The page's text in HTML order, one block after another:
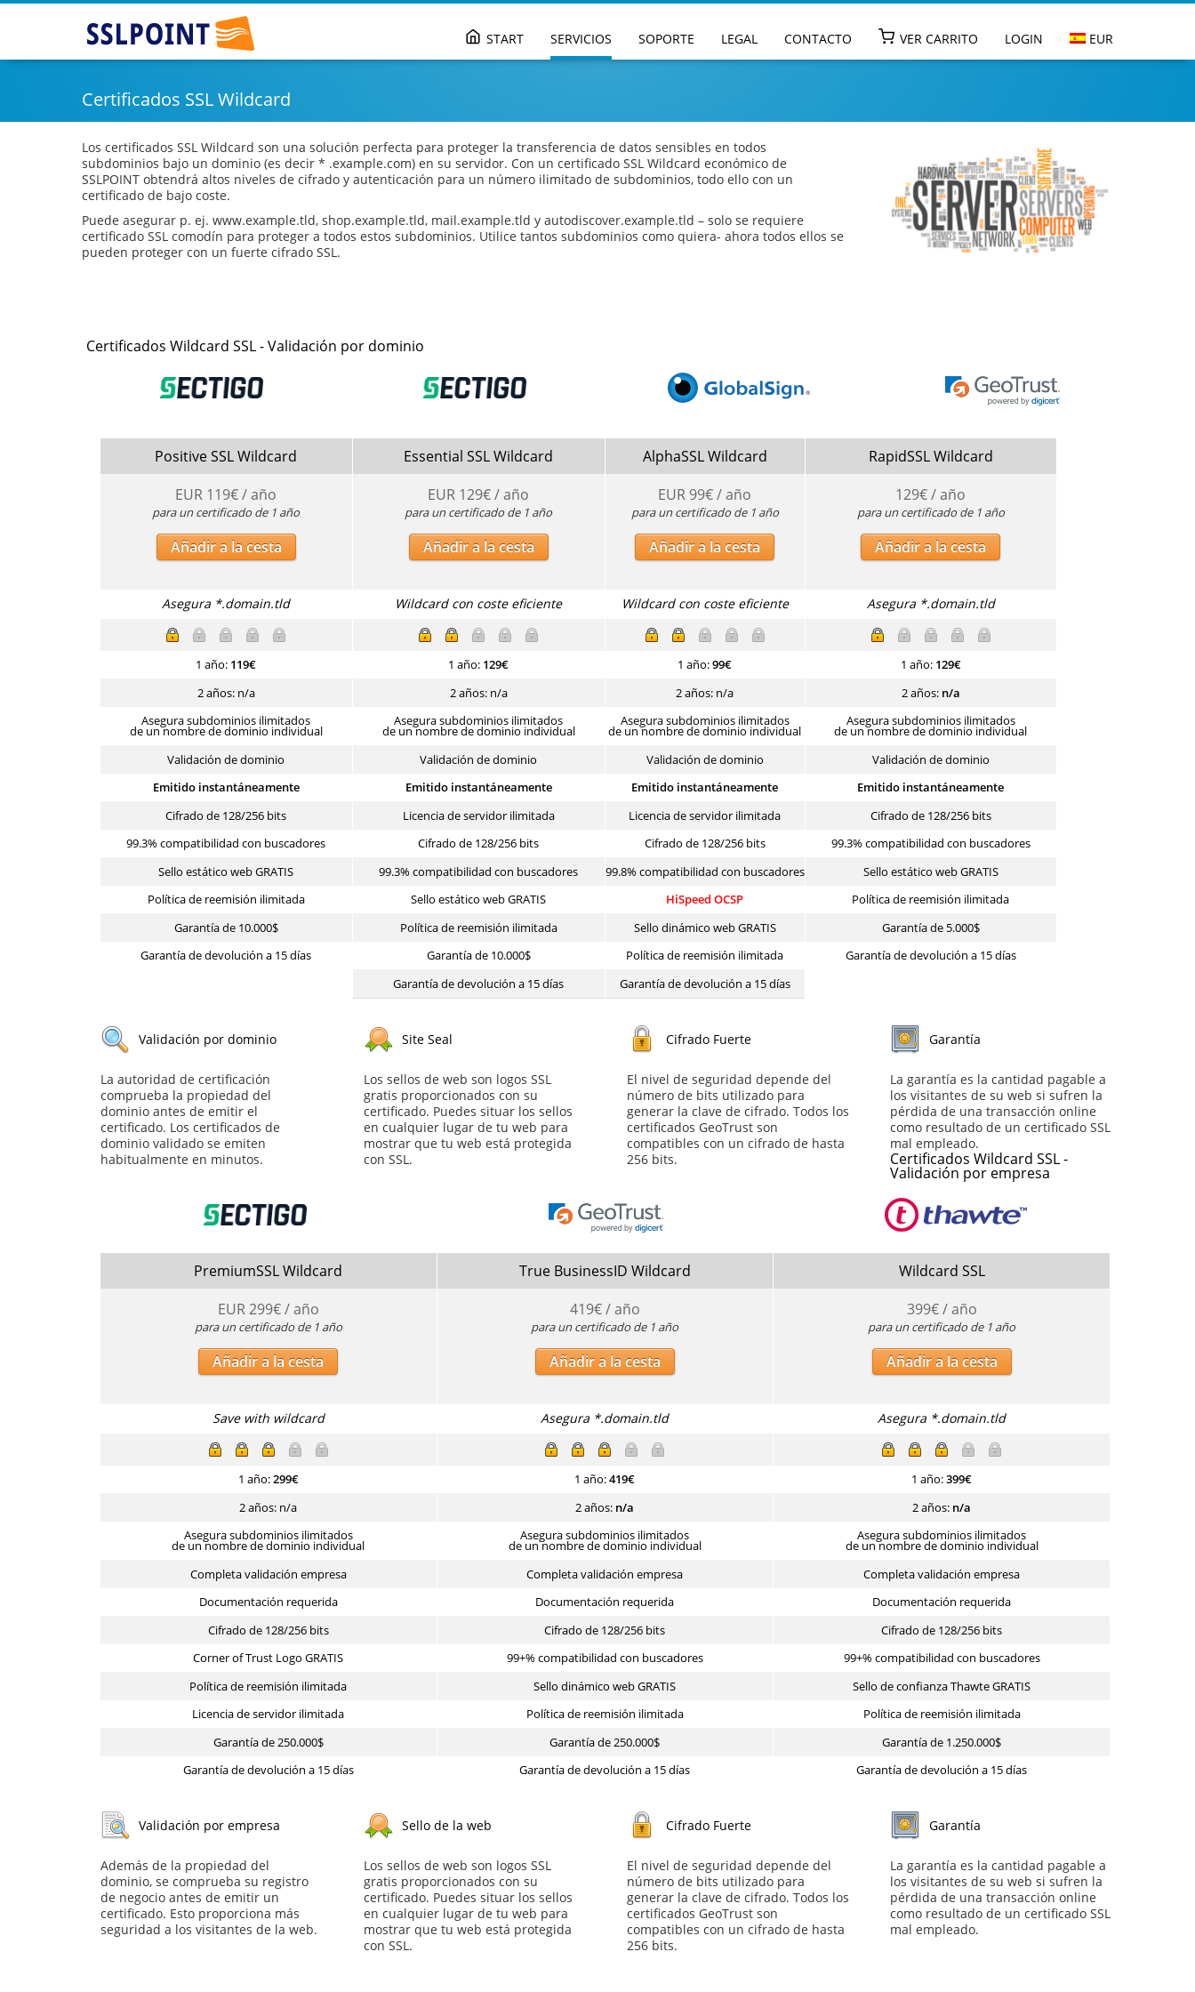
SSLPOINT - Certificados SSL mas baratos
SkipSTART SERVICIOS SOPORTE LEGAL CONTACTO VER CARRITO LOGIN EUR
Certificados SSL Wildcard
Los certificados SSL Wildcard son una solución perfecta para proteger la transferencia de datos sensibles en todos
subdominios bajo un dominio (es decir * .example.com) en su servidor. Con un certificado SSL Wildcard económico de
SSLPOINT obtendrá altos niveles de cifrado y autenticación para un número ilimitado de subdominios, todo ello con un
certificado de bajo coste.
Puede asegurar p. ej. www.example.tld, shop.example.tld, mail.example.tld y autodiscover.example.tld – solo se requiere
certificado SSL comodín para proteger a todos estos subdominios. Utilice tantos subdominios como quiera- ahora todos ellos se
pueden proteger con un fuerte cifrado SSL.
Certificados Wildcard SSL - Validación por dominio
Positive SSL Wildcard
EUR 119€ / año
para un certificado de 1 año
Añadir a la cesta
Asegura *.domain.tld
1 año: 119€
2 años: n/a
Asegura subdominios ilimitados
de un nombre de dominio individual
Validación de dominio
Emitido instantáneamente
Cifrado de 128/256 bits
99.3% compatibilidad con buscadores
Sello estático web GRATIS
Política de reemisión ilimitada
Garantía de 10.000$
Garantía de devolución a 15 días
Essential SSL Wildcard
EUR 129€ / año
para un certificado de 1 año
Añadir a la cesta
Wildcard con coste eficiente
1 año: 129€
2 años: n/a
Asegura subdominios ilimitados
de un nombre de dominio individual
Validación de dominio
Emitido instantáneamente
Licencia de servidor ilimitada
Cifrado de 128/256 bits
99.3% compatibilidad con buscadores
Sello estático web GRATIS
Política de reemisión ilimitada
Garantía de 10.000$
Garantía de devolución a 15 días
AlphaSSL Wildcard
EUR 99€ / año
para un certificado de 1 año
Añadir a la cesta
Wildcard con coste eficiente
1 año:99€
2 años: n/a
Asegura subdominios ilimitados
de un nombre de dominio individual
Validación de dominio
Emitido instantáneamente
Licencia de servidor ilimitada
Cifrado de 128/256 bits
99.8% compatibilidad con buscadores
HiSpeed OCSP
Sello dinámico web GRATIS
Política de reemisión ilimitada
Garantía de devolución a 15 días
RapidSSL Wildcard
129€ / año
para un certificado de 1 año
Añadir a la cesta
Asegura *.domain.tld
1 año: 129€
2 años: n/a
Asegura subdominios ilimitados
de un nombre de dominio individual
Validación de dominio
Emitido instantáneamente
Cifrado de 128/256 bits
99.3% compatibilidad con buscadores
Sello estático web GRATIS
Política de reemisión ilimitada
Garantía de 5.000$
Garantía de devolución a 15 días
Validación por dominio
La autoridad de certificación
comprueba la propiedad del
dominio antes de emitir el
certificado. Los certificados de
dominio validado se emiten
habitualmente en minutos.
Site Seal
Los sellos de web son logos SSL
gratis proporcionados con su
certificado. Puedes situar los sellos
en cualquier lugar de tu web para
mostrar que tu web está protegida
con SSL.
Cifrado Fuerte
El nivel de seguridad depende del
número de bits utilizado para
generar la clave de cifrado. Todos los
certificados GeoTrust son
compatibles con un cifrado de hasta
256 bits.
Garantía
La garantía es la cantidad pagable a
los visitantes de su web si sufren la
pérdida de una transacción online
como resultado de un certificado SSL
mal empleado.
Certificados Wildcard SSL -
Validación por empresa
PremiumSSL Wildcard
EUR299€ / año
para un certificado de 1 año
Añadir a la cesta
Save with wildcard
1 año:299€
2 años: n/a
Asegura subdominios ilimitados
de un nombre de dominio individual
Completa validación empresa
Documentación requerida
Cifrado de 128/256 bits
Corner of Trust Logo GRATIS
Política de reemisión ilimitada
Licencia de servidor ilimitada
Garantía de 250.000$
Garantía de devolución a 15 días
True BusinessID Wildcard
419€ / año
para un certificado de 1 año
Añadir a la cesta
Asegura *.domain.tld
1 año:419€
2 años: n/a
Asegura subdominios ilimitados
de un nombre de dominio individual
Completa validación empresa
Documentación requerida
Cifrado de 128/256 bits
99+% compatibilidad con buscadores
Sello dinámico web GRATIS
Política de reemisión ilimitada
Garantía de 250.000$
Garantía de devolución a 15 días
Wildcard SSL
399€ / año
para un certificado de 1 año
Añadir a la cesta
Asegura *.domain.tld
1 año:399€
2 años: n/a
Asegura subdominios ilimitados
de un nombre de dominio individual
Completa validación empresa
Documentación requerida
Cifrado de 128/256 bits
99+% compatibilidad con buscadores
Sello de confianza Thawte GRATIS
Política de reemisión ilimitada
Garantía de 1.250.000$
Garantía de devolución a 15 días
Validación por empresa
Además de la propiedad del
dominio, se comprueba su registro
de negocio antes de emitir un
certificado. Esto proporciona más
seguridad a los visitantes de la web.
Sello de la web
Los sellos de web son logos SSL
gratis proporcionados con su
certificado. Puedes situar los sellos
en cualquier lugar de tu web para
mostrar que tu web está protegida
con SSL.
Cifrado Fuerte
El nivel de seguridad depende del
número de bits utilizado para
generar la clave de cifrado. Todos los
certificados GeoTrust son
compatibles con un cifrado de hasta
256 bits.
Garantía
La garantía es la cantidad pagable a
los visitantes de su web si sufren la
pérdida de una transacción online
como resultado de un certificado SSL
mal empleado.